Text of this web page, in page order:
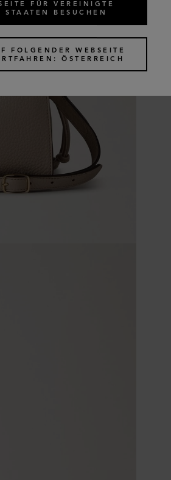
FÜR VEREINIGTE
STAATEN BESUCHEN
FOLGENDER WEBSEITE
ÖSTERREICH